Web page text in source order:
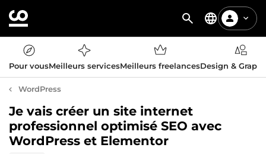
Pour vousMeilleurs servicesMeilleurs freelancesDesign &
WordPress
Je vais créer un site internet
professionnel optimisé SEO avec
WordPress et Elementor